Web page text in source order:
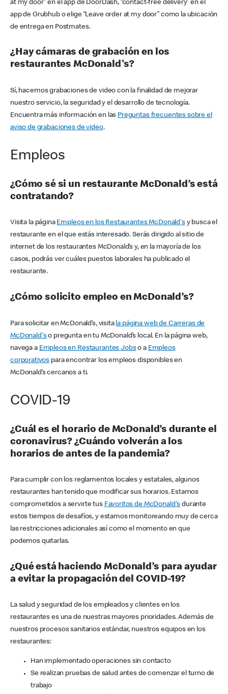
at my door” en el app de DoorDash, “contact-free delivery” en el
app de Grubhub o elige “Leave order at my door” como la ubicación
de entrega en Postmates.
¿Hay cámaras de grabación en los
restaurantes McDonald's?
Sí, hacemos grabaciones de video con la finalidad de mejorar
nuestro servicio, la seguridad y el desarrollo de tecnología.
Encuentra más información en las Preguntas frecuentes sobre el
aviso de grabaciones de video.
Empleos
¿Cómo sé si un restaurante McDonald’s está
contratando?
Visita la página Empleos en los Restaurantes McDonald'sy busca el
restaurante en el que estás interesado. Serás dirigido al sitio de
internet de los restaurantes McDonald’s y, en la mayoría de los
casos, podrás ver cuáles puestos laborales ha publicado el
restaurante.
¿Cómo solicito empleo en McDonald’s?
Para solicitar en McDonald’s, visita la página web de Carreras de
McDonald'so pregunta en tu McDonald’s local. En la página web,
navega a Empleos en Restaurantes Jobso a Empleos
corporativos para encontrar los empleos disponibles en
McDonald’s cercanos a ti.
COVID-19
¿Cuál es el horario de McDonald’s durante el
coronavirus? ¿Cuándo volverán a los
horarios de antes de la pandemia?
Para cumplir con los reglamentos locales y estatales, algunos
restaurantes han tenido que modificar sus horarios. Estamos
comprometidos a servirte tus Favoritos de McDonald's durante
estos tiempos de desafíos, y estamos monitoreando muy de cerca
las restricciones adicionales así como el momento en que
podemos quitarlas.
¿Qué está haciendo McDonald’s para ayudar
a evitar la propagación del COVID-19?
La salud y seguridad de los empleados y clientes en los
restaurantes es una de nuestras mayores prioridades. Además de
nuestros procesos sanitarios estándar, nuestros equipos en los
restaurantes:
Han implementado operaciones sin contacto
Se realizan pruebas de salud antes de comenzar el turno de
trabajo